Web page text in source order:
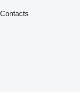
Contacts